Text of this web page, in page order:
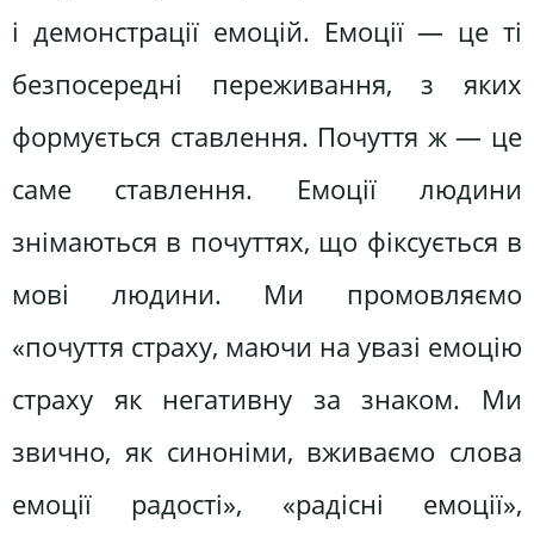
і демонстрації емоцій. Емоції — це ті
безпосередні переживання, з яких
формується ставлення. Почуття ж — це
саме ставлення. Емоції людини
знімаються в почуттях, що фіксується в
мові людини. Ми промовляємо
«почуття страху, маючи на увазі емоцію
страху як негативну за знаком. Ми
звично, як синоніми, вживаємо слова
емоції радості», «радісні емоції»,